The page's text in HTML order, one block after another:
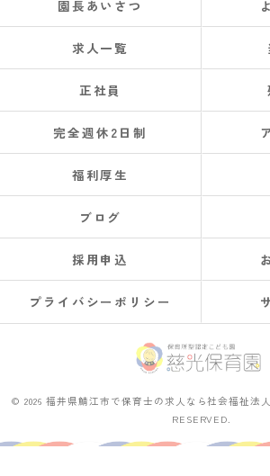
園長あいさつ
求人一覧
正社員
完全週休2日制
福利厚生
ブログ
採用申込
プライバシーポリシー
© 2026 福井県鯖江市で保育士の求人なら社会福祉法
RESERVED.